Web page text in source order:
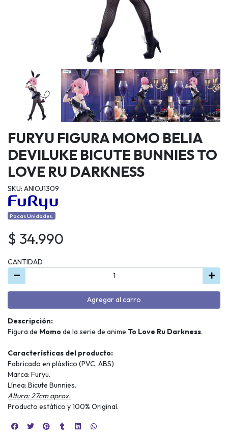
FURYU FIGURA MOMO BELIA
DEVILUKE BICUTE BUNNIES TO
LOVE RU DARKNESS
SKU: ANIOJ1309
Pocas Unidades.
$ 34.990
CANTIDAD
Agregar al carro
Descripción:
Figura de Momode la serie de anime To Love Ru Darkness.
Características del producto:
Fabricado en plástico (PVC, ABS)
Marca: Furyu.
Línea: Bicute Bunnies.
Altura: 27cm aprox.
Producto estático y 100% Original.